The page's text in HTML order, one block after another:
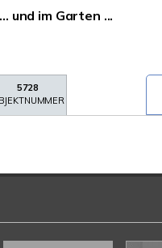
und im Garten ...
5728